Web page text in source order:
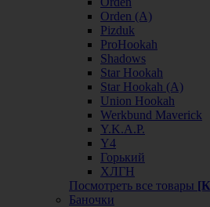
Orden (А)
Pizduk
ProHookah
Shadows
Star Hookah
Star Hookah (А)
Union Hookah
Werkbund Maverick
Y.K.A.P.
Y4
Горький
ХЛГН
Посмотреть все товары
Баночки